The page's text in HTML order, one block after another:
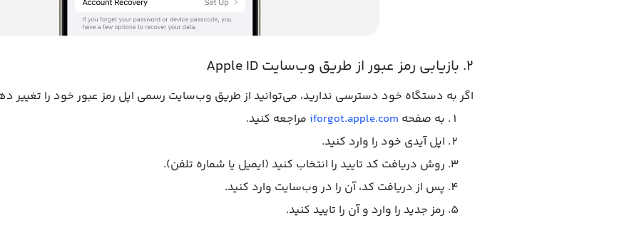
۲. بازیابی رمز عبور از طریق وب‌سایت Apple ID
اگر به دستگاه خود دسترسی ندارید، می‌توانید از طریق وب‌سایت رسمی اپل رمز عبور خود را تغییر
به صفحه iforgot.apple.com مراجعه کنید.
اپل آیدی خود را وارد کنید.
روش دریافت کد تایید را انتخاب کنید (ایمیل یا شماره تلفن).
پس از دریافت کد، آن را در وب‌سایت وارد کنید.
رمز جدید را وارد و آن را تایید کنید.